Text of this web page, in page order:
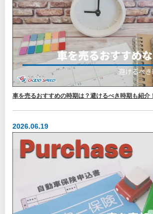
車を売るおすすめの時期は？避けるべき時期も紹介！
2026.06.19